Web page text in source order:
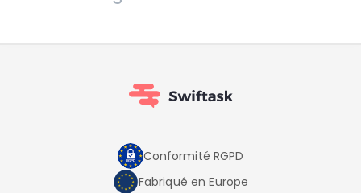
Conformité RGPD
Fabriqué en Europe